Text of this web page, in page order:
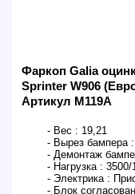
Фаркоп Galia
Sprinter W906
Артикул M119A
- Вес : 19,21
- Вырез бампера :
- Демонтаж
- Нагрузка : 3500/
- Электрика :
- Блок